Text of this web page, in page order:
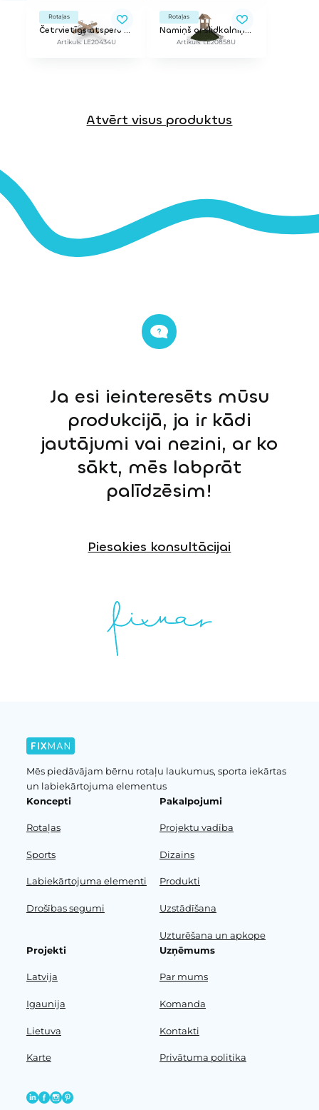
Rotaļas
Četrvietīgs atsperu balansieris
Artikuls: LE20434U
Rotaļas
Namiņš ar slidkalniņu, paredzēts uzstādīšanai uz kalniņa
Artikuls: LE20858U
Atvērt visus produktus
Ja esi ieinteresēts mūsu
produkcijā, ja ir kādi
jautājumi vai nezini, ar ko
sākt, mēs labprāt
palīdzēsim!
Piesakies konsultācijai
Mēs piedāvājam bērnu rotaļu laukumus, sporta iekārtas
un labiekārtojuma elementus
Koncepti
Rotaļas
Sports
Labiekārtojuma elementi
Drošības segumi
Pakalpojumi
Projektu vadība
Dizains
Produkti
Uzstādīšana
Uzturēšana un apkope
Projekti
Latvija
Igaunija
Lietuva
Karte
Uzņēmums
Par mums
Komanda
Kontakti
Privātuma politika